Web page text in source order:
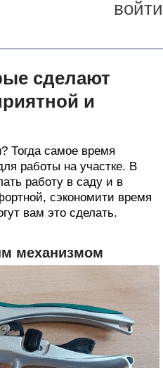
войти
сделают
и
Тогда самое время
работы на участке. В
работу в саду и в
сэкономити время
вам это сделать.
механизмом